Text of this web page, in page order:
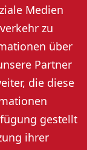
Medien
zu
über
Partner
die diese
gestellt
ihrer